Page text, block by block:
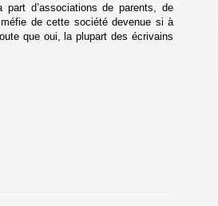
d’associations de parents, de
de cette société devenue si à
que oui, la plupart des écrivains